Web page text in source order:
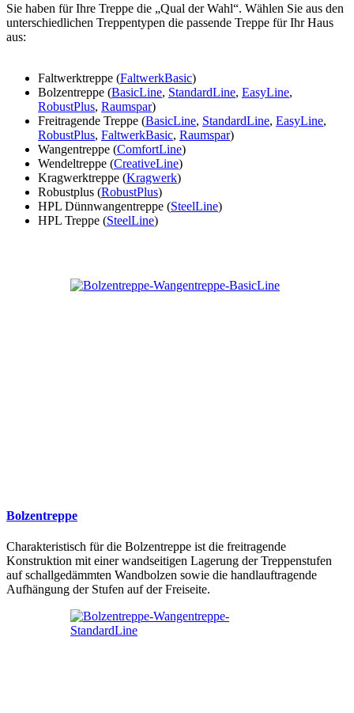
Sie haben für Ihre Treppe die „Qual der Wahl“. Wählen Sie aus den
unterschiedlichen Treppentypen die passende Treppe für Ihr Haus
aus:
Faltwerktreppe (FaltwerkBasic)
Bolzentreppe (BasicLine, StandardLine, EasyLine,
RobustPlus, Raumspar)
Freitragende Treppe (BasicLine, StandardLine, EasyLine,
RobustPlus, FaltwerkBasic, Raumspar)
Wangentreppe (ComfortLine)
Wendeltreppe (CreativeLine)
Kragwerktreppe (Kragwerk)
Robustplus (RobustPlus)
HPL Dünnwangentreppe (SteelLine)
HPL Treppe (SteelLine)
Bolzentreppe
Charakteristisch für die Bolzentreppe ist die freitragende
Konstruktion mit einer wandseitigen Lagerung der Treppenstufen
auf schallgedämmten Wandbolzen sowie die handlauftragende
Aufhängung der Stufen auf der Freiseite.